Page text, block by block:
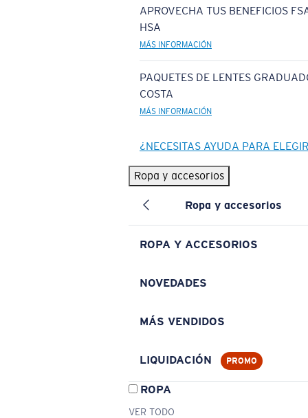
APROVECHA TUS BENEFICIOS
HSA
MÁS INFORMACIÓN
PAQUETES DE LENTES
COSTA
MÁS INFORMACIÓN
¿NECESITAS AYUDA PARA
Ropa y accesorios
Ropa y accesorios
ROPA Y ACCESORIOS
NOVEDADES
MÁS VENDIDOS
LIQUIDACIÓN PROMO
ROPA
VER TODO